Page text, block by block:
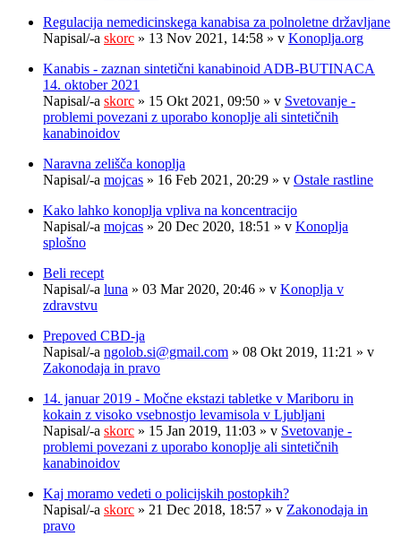
Regulacija nemedicinskega kanabisa za polnoletne državljane
Napisal/-a skorc » 13 Nov 2021, 14:58 » v Konoplja.org
Kanabis - zaznan sintetični kanabinoid ADB-BUTINACA
14. oktober 2021
Napisal/-a skorc » 15 Okt 2021, 09:50 » v Svetovanje -
problemi povezani z uporabo konoplje ali sintetičnih
kanabinoidov
Naravna zelišča konoplja
Napisal/-a mojcas » 16 Feb 2021, 20:29 » v Ostale rastline
Kako lahko konoplja vpliva na koncentracijo
Napisal/-a mojcas » 20 Dec 2020, 18:51 » v Konoplja
splošno
Beli recept
Napisal/-a luna » 03 Mar 2020, 20:46 » v Konoplja v
zdravstvu
Prepoved CBD-ja
Napisal/-a ngolob.si@gmail.com » 08 Okt 2019, 11:21 » v
Zakonodaja in pravo
14. januar 2019 - Močne ekstazi tabletke v Mariboru in
kokain z visoko vsebnostjo levamisola v Ljubljani
Napisal/-a skorc » 15 Jan 2019, 11:03 » v Svetovanje -
problemi povezani z uporabo konoplje ali sintetičnih
kanabinoidov
Kaj moramo vedeti o policijskih postopkih?
Napisal/-a skorc » 21 Dec 2018, 18:57 » v Zakonodaja in
pravo